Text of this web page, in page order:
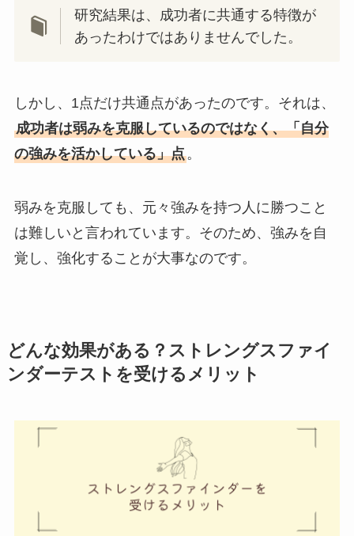
研究結果は、成功者に共通する特徴が
あったわけではありませんでした。
しかし、1点だけ共通点があったのです。それは、
成功者は弱みを克服しているのではなく、「自分
の強みを活かしている」点。
弱みを克服しても、元々強みを持つ人に勝つこと
は難しいと言われています。そのため、強みを自
覚し、強化することが大事なのです。
どんな効果がある？ストレングスファイ
ンダーテストを受けるメリット